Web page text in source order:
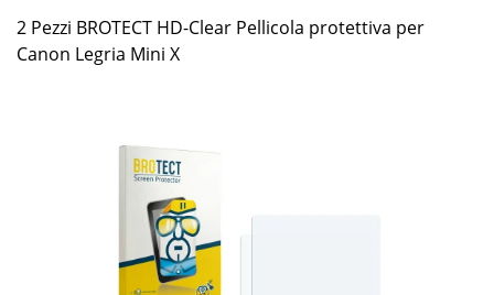
2 Pezzi BROTECT HD-Clear Pellicola protettiva per
Canon Legria Mini X